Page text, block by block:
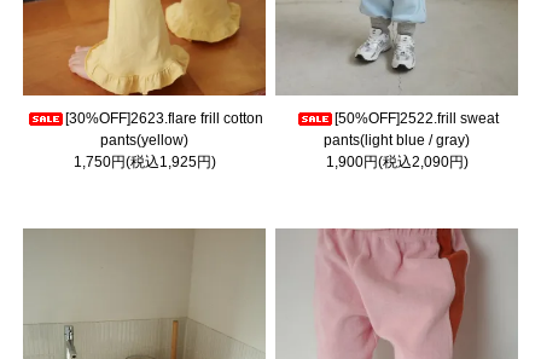
[30%OFF]2623.flare frill cotton
pants(yellow)
1,750円(税込1,925円)
[50%OFF]2522.frill sweat
pants(light blue / gray)
1,900円(税込2,090円)